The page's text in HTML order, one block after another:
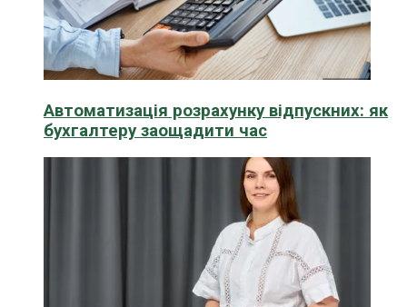
Автоматизація розрахунку відпускних: як
бухгалтеру заощадити час